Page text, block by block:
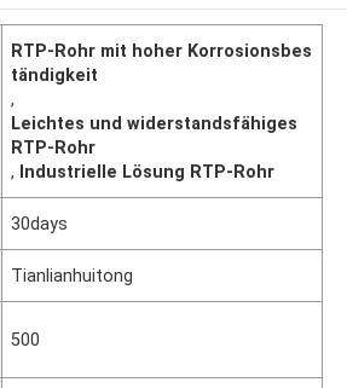
RTP-Rohr mit hoher Korrosionsbes
tändigkeit
,
Leichtes und widerstandsfähiges
RTP-Rohr
, Industrielle Lösung RTP-Rohr
30days
Tianlianhuitong
500